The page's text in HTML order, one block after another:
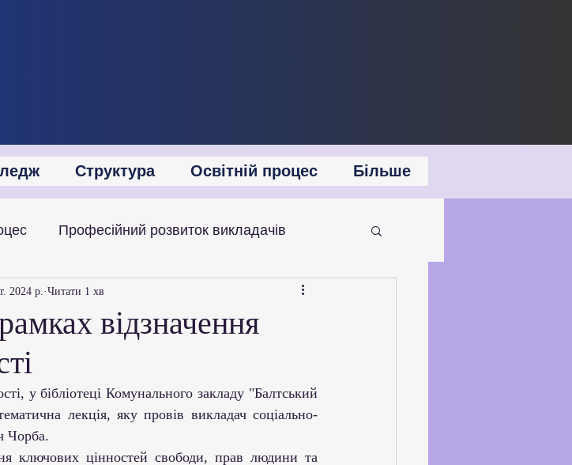
Структура Освітній процес Більше
Професійний розвиток викладачів
мобільність
освіти
освіти Співпраця зі стейкхолдерами
відзначення
2024 р. Читати 1 хв
лекція, яку провів викладач соціально-
Чорба.